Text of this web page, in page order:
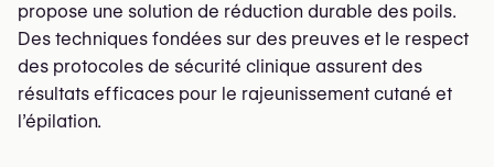
propose une solution de réduction durable des poils.
Des techniques fondées sur des preuves et le respect
des protocoles de sécurité clinique assurent des
résultats efficaces pour le rajeunissement cutané et
l’épilation.